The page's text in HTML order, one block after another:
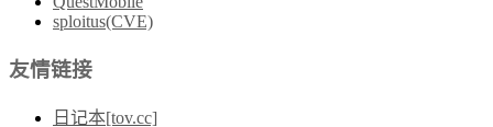
sploitus(CVE)
友情链接
日记本[tov.cc]